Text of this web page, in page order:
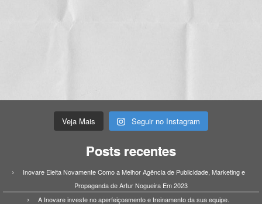
Veja Mais Seguir no Instagram
Posts recentes
Inovare Eleita Novamente Como a Melhor Agência de Publicidade, Marketing e
Propaganda de Artur Nogueira Em 2023
A Inovare investe no aperfeiçoamento e treinamento da sua equipe.